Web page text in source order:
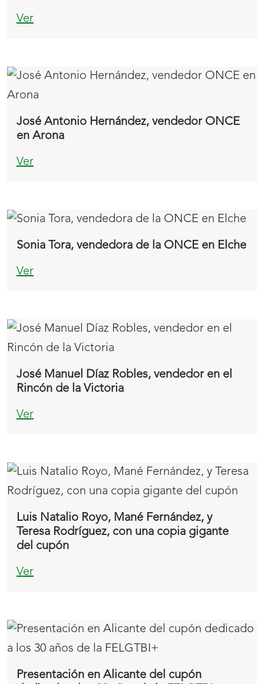
Ver
José Antonio Hernández, vendedor ONCE
en Arona
Ver
Sonia Tora, vendedora de la ONCE en Elche
Ver
José Manuel Díaz Robles, vendedor en el
Rincón de la Victoria
Ver
Luis Natalio Royo, Mané Fernández, y
Teresa Rodríguez, con una copia gigante
del cupón
Ver
Presentación en Alicante del cupón